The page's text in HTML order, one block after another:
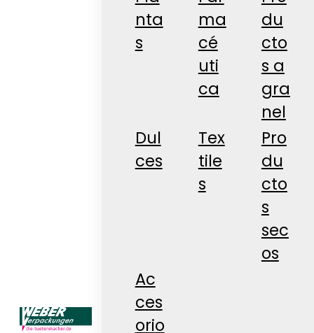
nta
s
ma
cé
uti
ca
du
cto
s a
gra
nel
Dul
ces
Tex
tile
s
Pro
du
cto
s
sec
os
Ac
ces
orio